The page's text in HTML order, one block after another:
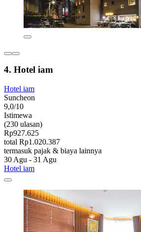
4. Hotel iam
Hotel iam
Suncheon
9,0/10
Istimewa
(230 ulasan)
Rp927.625
total Rp1.020.387
termasuk pajak & biaya lainnya
30 Agu - 31 Agu
Hotel iam